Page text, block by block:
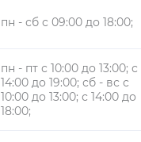
пн - сб с 09:00 до 18:00;
пн - пт с 10:00 до 13:00; с
14:00 до 19:00; сб - вс с
10:00 до 13:00; с 14:00 до
18:00;